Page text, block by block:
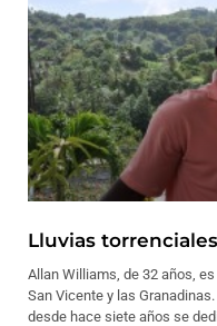
Lluvias
Allan Williams, de 32 años,
San Vicente y las
desde hace siete años se